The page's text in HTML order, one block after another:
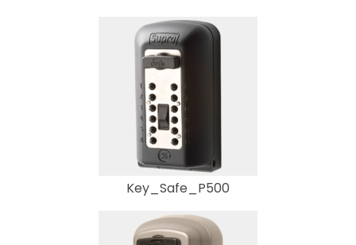
Key_Safe_P500